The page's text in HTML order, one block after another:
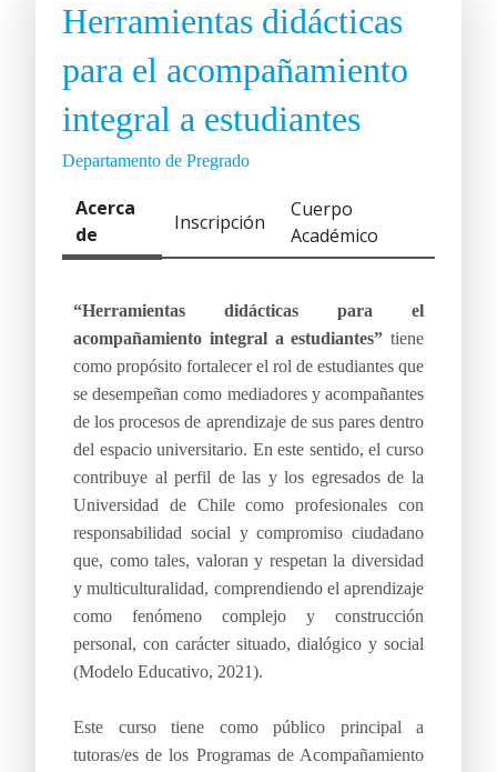
Herramientas didácticas
para el acompañamiento
integral a estudiantes
Departamento de Pregrado
Acerca
de
Inscripción
Cuerpo
Académico
“Herramientas didácticas para el
acompañamiento integral a estudiantes” tiene
como propósito fortalecer el rol de estudiantes que
se desempeñan como mediadores y acompañantes
de los procesos de aprendizaje de sus pares dentro
del espacio universitario. En este sentido, el curso
contribuye al perfil de las y los egresados de la
Universidad de Chile como profesionales con
responsabilidad social y compromiso ciudadano
que, como tales, valoran y respetan la diversidad
y multiculturalidad, comprendiendo el aprendizaje
como fenómeno complejo y construcción
personal, con carácter situado, dialógico y social
(Modelo Educativo, 2021).
Este curso tiene como público principal a
tutoras/es de los Programas de Acompañamiento